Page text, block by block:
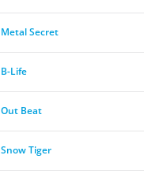
Metal Secret
B-Life
Out Beat
Snow Tiger